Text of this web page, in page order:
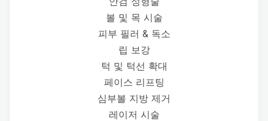
볼 및 목 시술
피부 필러 & 독소
립 보강
턱 및 턱선 확대
페이스 리프팅
심부볼 지방 제거
레이저 시술